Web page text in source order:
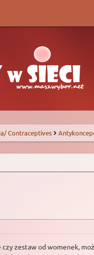
Contraceptives
zestaw od womenek,